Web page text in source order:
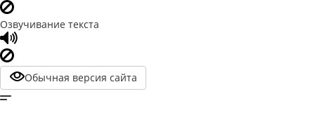
Озвучивание текста
Обычная версия сайта